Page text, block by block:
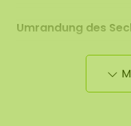
Umrandung des
Moos wird bis zur